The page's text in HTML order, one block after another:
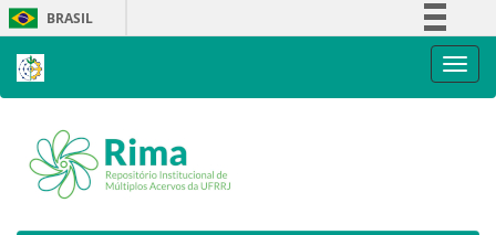
Skip
navigation
BRASIL